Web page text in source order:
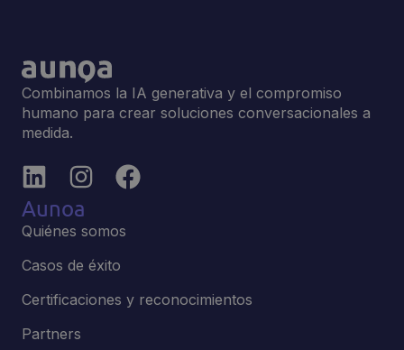
Combinamos la IA generativa y el compromiso
humano para crear soluciones conversacionales a
medida.
Aunoa
Quiénes somos
Casos de éxito
Certificaciones y reconocimientos
Partners